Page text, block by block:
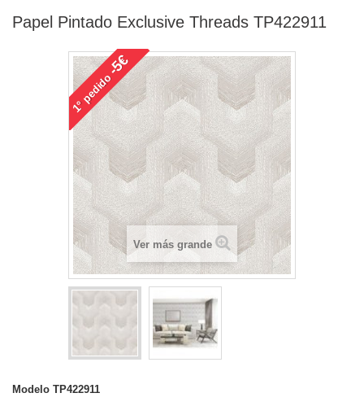
Papel Pintado Exclusive Threads TP422911
1°
pedido
-5€
Ver más grande
Modelo TP422911